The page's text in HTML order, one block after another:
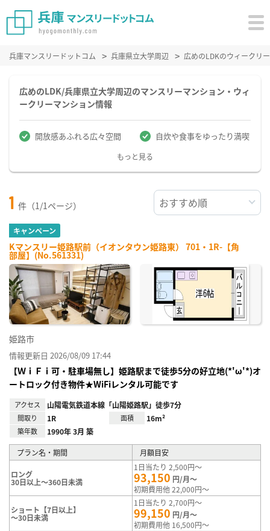
兵庫マンスリードットコム 兵庫県立大学周辺 広めのLDKのウィークリ
広めのLDK/兵庫県立大学周辺のマンスリーマンション・ウィ
ークリーマンション情報
開放感あふれる広々空間 自炊や食事をゆったり満喫
もっと見る
1 件（1/1ページ）
キャンペーン
Kマンスリー姫路駅前（イオンタウン姫路東） 701・1R-【角
部屋】(No.561331)
姫路市
情報更新日 2026/08/09 17:44
【ＷｉＦｉ可・駐車場無し】姫路駅まで徒歩5分の好立地(*'ω'*)オ
ートロック付き物件★WiFiレンタル可能です
アクセス 山陽電気鉄道本線「山陽姫路駅」徒歩7分
間取り 1R 面積 16m²
築年数 1990年 3月 築
プラン名・期間 月額目安
ロング
30日以上～360日未満
1日当たり 2,500円～
93,150 円/月～
初期費用他 22,000円～
ショート【7日以上】
～30日未満
1日当たり 2,700円～
99,150 円/月～
初期費用他 16,500円～